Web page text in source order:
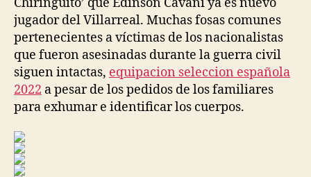
jugador del Villarreal. Muchas fosas comunes
pertenecientes a víctimas de los nacionalistas
que fueron asesinadas durante la guerra civil
siguen intactas, equipacion seleccion española
2022 a pesar de los pedidos de los familiares
para exhumar e identificar los cuerpos.